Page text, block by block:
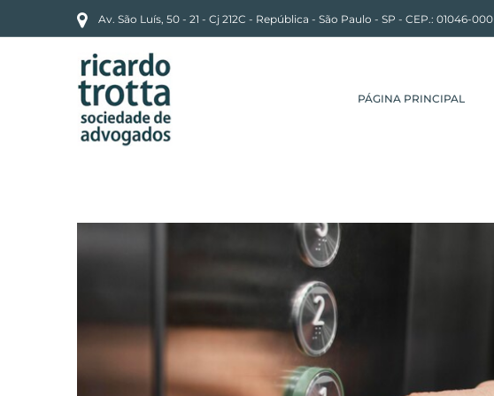
Av. São Luís, 50 - 21 - Cj 212C - República - São Paulo - SP - CEP.: 01046-000
PÁGINA PRINCIPAL